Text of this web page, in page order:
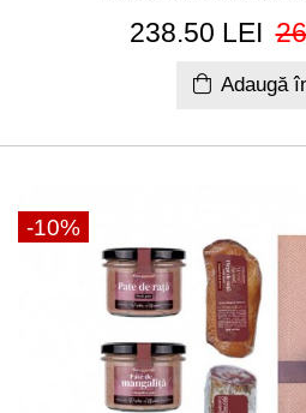
238.50 LEI
Adaugă
-10%